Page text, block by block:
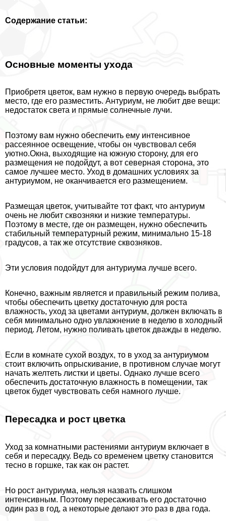
Содержание статьи:
Основные моменты ухода
Приобретя цветок, вам нужно в первую очередь выбрать
место, где его разместить. Антуриум, не любит две вещи:
недостаток света и прямые солнечные лучи.
Поэтому вам нужно обеспечить ему интенсивное
рассеянное освещение, чтобы он чувствовал себя
уютно.Окна, выходящие на южную сторону, для его
размещения не подойдут, а вот северная сторона, это
самое лучшее место. Уход в домашних условиях за
антуриумом, не оканчивается его размещением.
Размещая цветок, учитывайте тот факт, что антуриум
очень не любит сквозняки и низкие температуры.
Поэтому в месте, где он размещен, нужно обеспечить
стабильный температурный режим, минимально 15-18
градусов, а так же отсутствие сквозняков.
Эти условия подойдут для антуриума лучше всего.
Конечно, важным является и правильный режим полива,
чтобы обеспечить цветку достаточную для роста
влажность, уход за цветами антуриум, должен включать в
себя минимально одно увлажнение в неделю в холодный
период. Летом, нужно поливать цветок дважды в неделю.
Если в комнате сухой воздух, то в уход за антуриумом
стоит включить опрыскивание, в противном случае могут
начать желтеть листки и цветы. Однако лучше всего
обеспечить достаточную влажность в помещении, так
цветок будет чувствовать себя намного лучше.
Пересадка и рост цветка
Уход за комнатными растениями антуриум включает в
себя и пересадку. Ведь со временем цветку становится
тесно в горшке, так как он растет.
Но рост антуриума, нельзя назвать слишком
интенсивным. Поэтому пересаживать его достаточно
один раз в год, а некоторые делают это раз в два года.